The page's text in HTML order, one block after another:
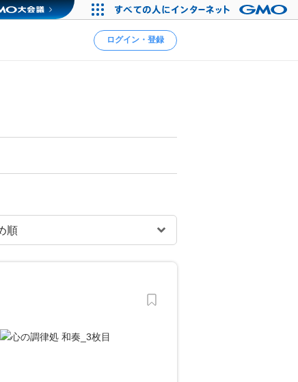
ログイン・登録